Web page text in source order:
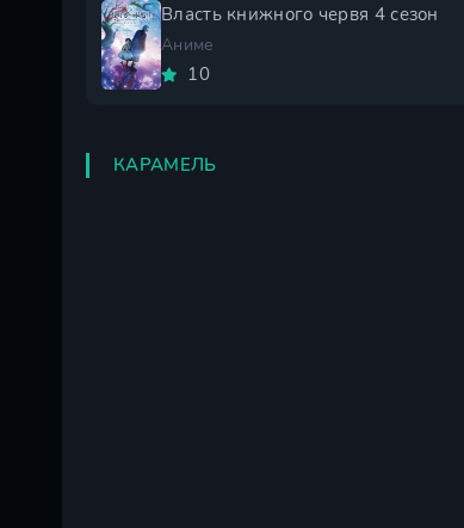
Власть книжного червя 4 сезон
Аниме
10
КАРАМЕЛЬ